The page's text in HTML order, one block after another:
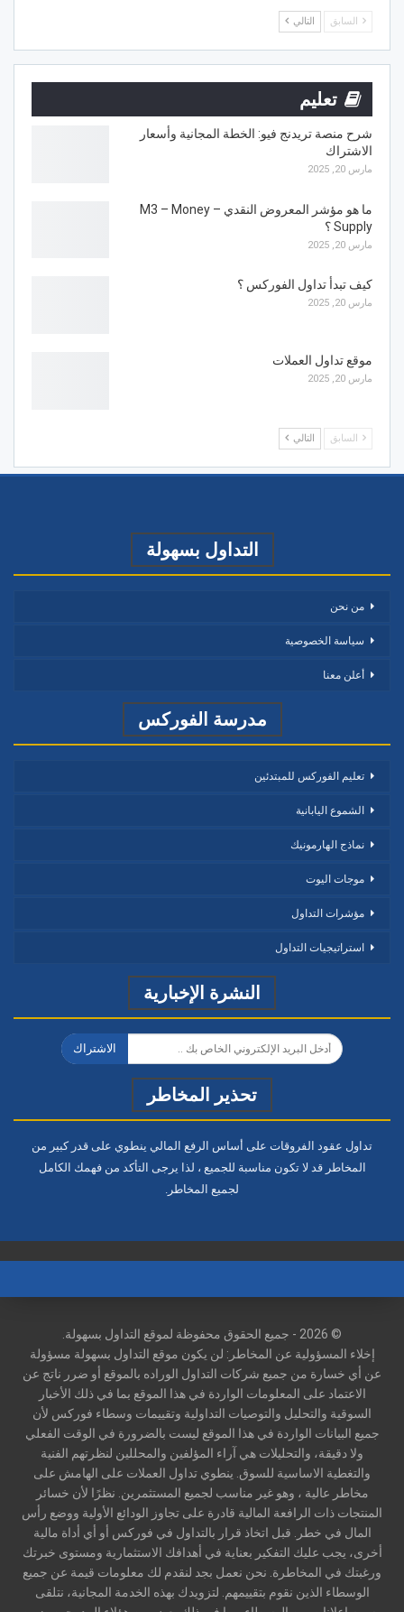
السابق التالي
تعليم
شرح منصة تريدنج فيو: الخطة المجانية وأسعار
الاشتراك
مارس 20, 2025
ما هو مؤشر المعروض النقدي – M3 – Money
Supply ؟
مارس 20, 2025
كيف تبدأ تداول الفوركس ؟
مارس 20, 2025
موقع تداول العملات
مارس 20, 2025
السابق التالي
التداول بسهولة
من نحن
سياسة الخصوصية
أعلن معنا
مدرسة الفوركس
تعليم الفوركس للمبتدئين
الشموع اليابانية
نماذج الهارمونيك
موجات اليوت
مؤشرات التداول
استراتيجيات التداول
النشرة الإخبارية
الاشتراك
تحذير المخاطر
تداول عقود الفروقات على أساس الرفع المالي ينطوي على قدر كبير من
المخاطر قد لا تكون مناسبة للجميع ، لذا يرجى التأكد من فهمك الكامل
لجميع المخاطر.
© 2026 - جميع الحقوق محفوظة لموقع التداول بسهولة.
إخلاء المسؤولية عن المخاطر: لن يكون موقع التداول بسهولة مسؤولة
عن أي خسارة من جميع شركات التداول الوراده بالموقع أو ضرر ناتج عن
الاعتماد على المعلومات الواردة في هذا الموقع بما في ذلك الأخبار
السوقية والتحليل والتوصيات التداولية وتقييمات وسطاء فوركس لأن
جميع البيانات الواردة في هذا الموقع ليست بالضرورة في الوقت الفعلي
ولا دقيقة، والتحليلات هي آراء المؤلفين والمحللين لنظرتهم الفنية
والتغطية الاساسية للسوق. ينطوي تداول العملات على الهامش على
مخاطر عالية ، وهو غير مناسب لجميع المستثمرين. نظرًا لأن خسائر
المنتجات ذات الرافعة المالية قادرة على تجاوز الودائع الأولية ووضع رأس
المال في خطر. قبل اتخاذ قرار بالتداول في فوركس أو أي أداة مالية
أخرى، يجب عليك التفكير بعناية في أهدافك الاستثمارية ومستوى خبرتك
ورغبتك في المخاطرة. نحن نعمل بجد لنقدم لك معلومات قيمة عن جميع
الوسطاء الذين نقوم بتقييمهم. لتزويدك بهذه الخدمة المجانية، نتلقى